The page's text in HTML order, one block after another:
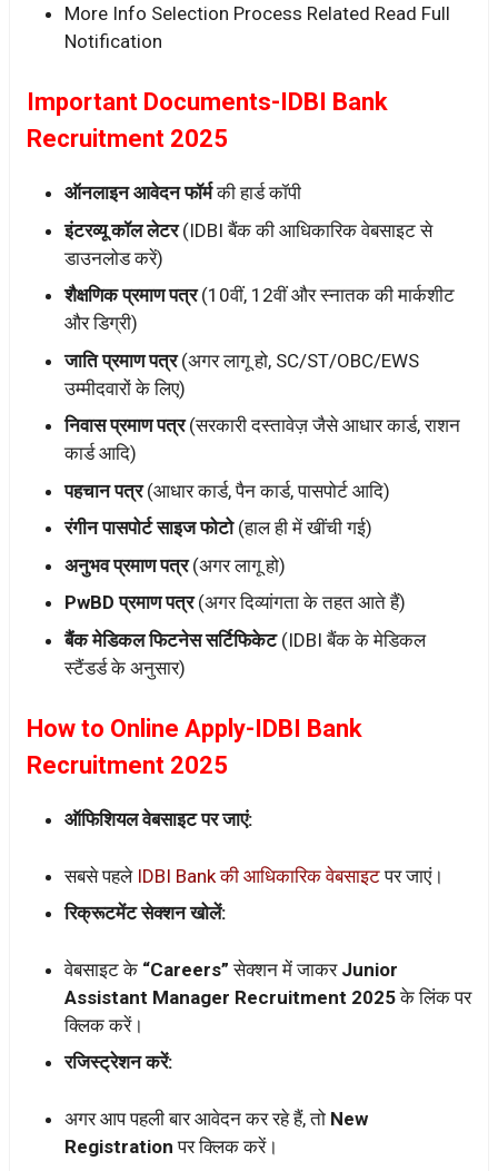
More Info Selection Process Related Read Full
Notification
Important Documents-IDBI Bank
Recruitment 2025
ऑनलाइन आवेदन फॉर्मकी हार्ड कॉपी
इंटरव्यू कॉल लेटर(IDBI बैंक की आधिकारिक वेबसाइट से
डाउनलोड करें)
शैक्षणिक प्रमाण पत्र(10वीं, 12वीं और स्नातक की मार्कशीट
और डिग्री)
जाति प्रमाण पत्र(अगर लागू हो, SC/ST/OBC/EWS
उम्मीदवारों के लिए)
निवास प्रमाण पत्र(सरकारी दस्तावेज़ जैसे आधार कार्ड, राशन
कार्ड आदि)
पहचान पत्र(आधार कार्ड, पैन कार्ड, पासपोर्ट आदि)
रंगीन पासपोर्ट साइज फोटो(हाल ही में खींची गई)
अनुभव प्रमाण पत्र(अगर लागू हो)
PwBD प्रमाण पत्र(अगर दिव्यांगता के तहत आते हैं)
बैंक मेडिकल फिटनेस सर्टिफिकेट(IDBI बैंक के मेडिकल
स्टैंडर्ड के अनुसार)
How to Online Apply-IDBI Bank
Recruitment 2025
ऑफिशियल वेबसाइट पर जाएं:
सबसे पहले IDBI Bank की आधिकारिक वेबसाइटपर जाएं।
रिक्रूटमेंट सेक्शन खोलें:
वेबसाइट के “Careers” सेक्शन में जाकर Junior
Assistant Manager Recruitment 2025के लिंक पर
क्लिक करें।
रजिस्ट्रेशन करें:
अगर आप पहली बार आवेदन कर रहे हैं, तो New
Registration पर क्लिक करें।